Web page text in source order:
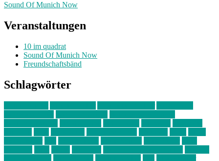
Sound Of Munich Now
Veranstaltungen
10 im quadrat
Sound Of Munich Now
Freundschaftsbänd
Schlagwörter